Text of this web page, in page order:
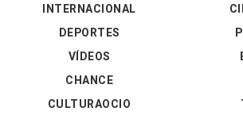
INTERNACIONAL
DEPORTES
VÍDEOS
CHANCE
CULTURAOCIO